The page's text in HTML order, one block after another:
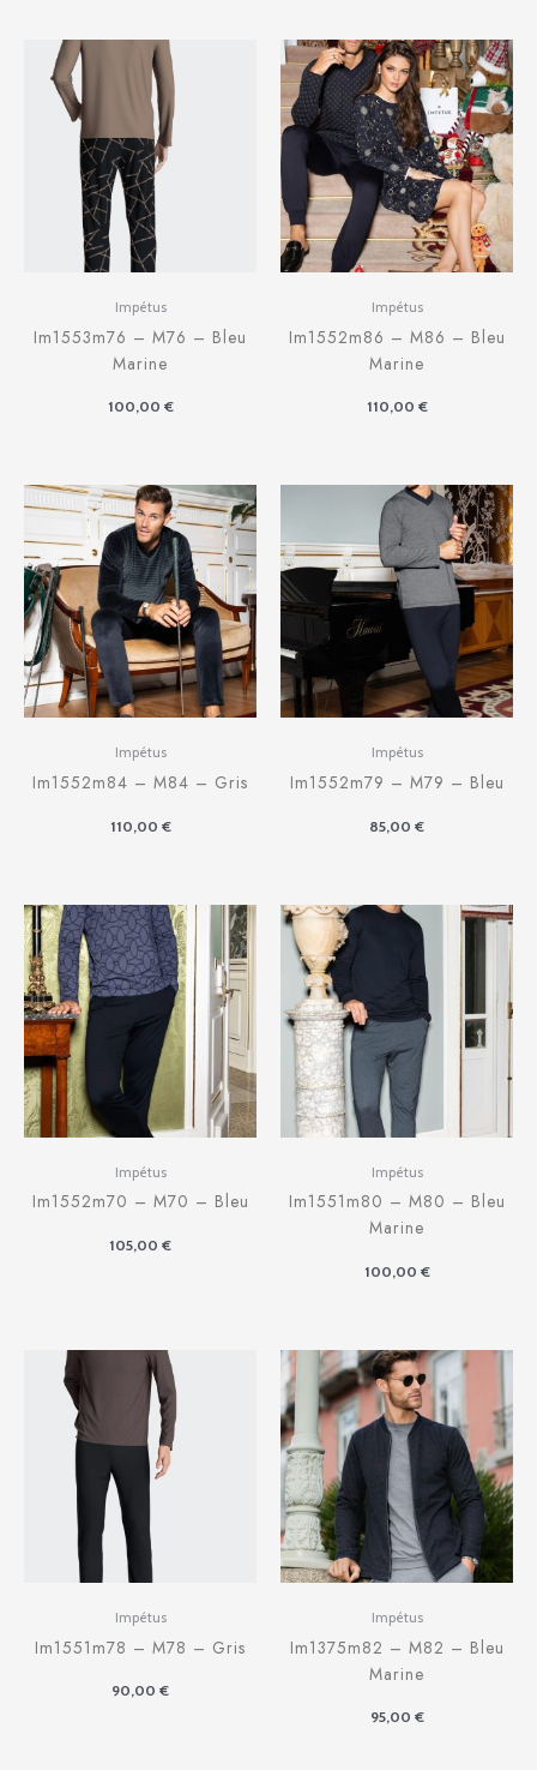
Impétus
Im1553m76 – M76 – Bleu
Marine
100,00 €
Impétus
Im1552m86 – M86 – Bleu
Marine
110,00 €
Impétus
Im1552m84 – M84 – Gris
110,00 €
Impétus
Im1552m79 – M79 – Bleu
85,00 €
Impétus
Im1552m70 – M70 – Bleu
105,00 €
Impétus
Im1551m80 – M80 – Bleu
Marine
100,00 €
Impétus
Im1551m78 – M78 – Gris
90,00 €
Impétus
Im1375m82 – M82 – Bleu
Marine
95,00 €